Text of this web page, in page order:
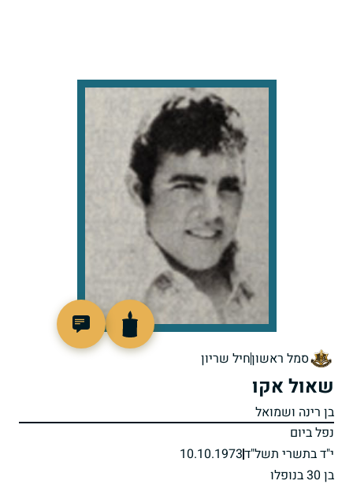
סמל ראשוןחיל שריון
שאול אקו
בן רינה ושמואל
נפל ביום
י"ד בתשרי תשל"ד10.10.1973
בן 30 בנופלו